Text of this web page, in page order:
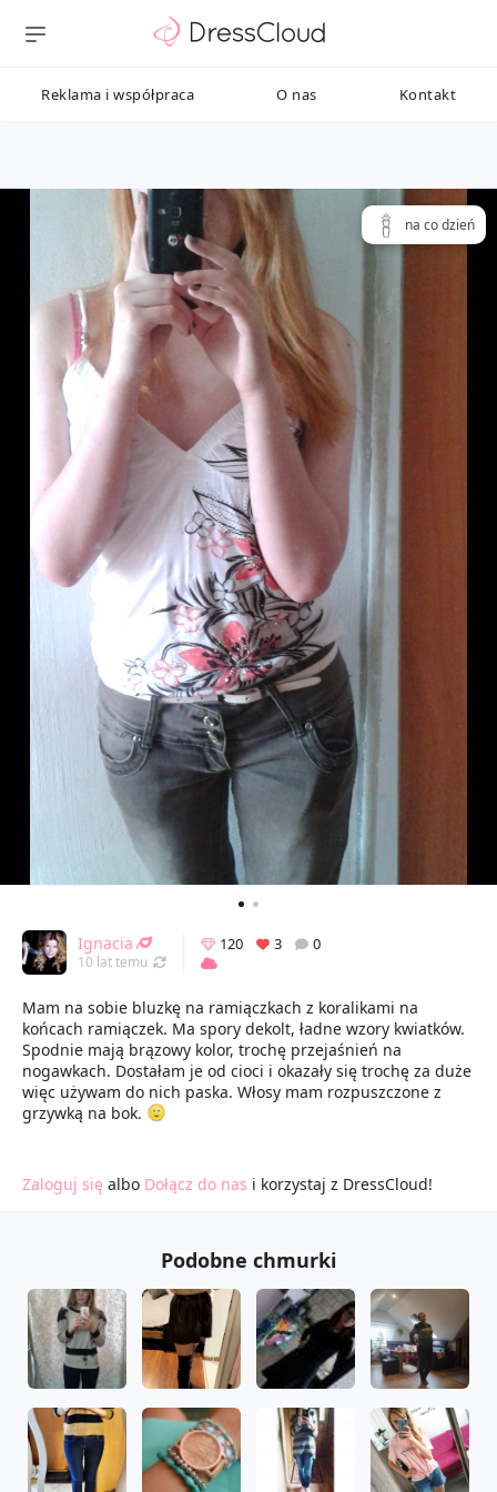
Reklama i współpraca O nas Kontakt
na co dzień
Ignacia
10 lat temu Odświeżony 07.07.2016 14:53
120 3 0
Mam na sobie bluzkę na ramiączkach z koralikami na
końcach ramiączek. Ma spory dekolt, ładne wzory kwiatków.
Spodnie mają brązowy kolor, trochę przejaśnień na
nogawkach. Dostałam je od cioci i okazały się trochę za duże
więc używam do nich paska. Włosy mam rozpuszczone z
grzywką na bok.
Zaloguj się albo Dołącz do nas i korzystaj z DressCloud!
Podobne chmurki